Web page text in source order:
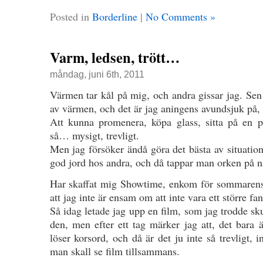
Posted in Borderline| No Comments »
Varm, ledsen, trött…
måndag, juni 6th, 2011
Värmen tar kål på mig, och andra gissar jag.
av värmen, och det är jag aningens avundsjuk
Att kunna promenera, köpa glass, sitta på en
så… mysigt, trevligt.
Men jag försöker ändå göra det bästa av
god jord hos andra, och då tappar man orken på
Har skaffat mig Showtime, enkom för
att jag inte är ensam om att inte vara ett större
Så idag letade jag upp en film, som jag trodde
den, men efter ett tag märker jag att, det bara
löser korsord, och då är det ju inte så trevligt,
man skall se film tillsammans.